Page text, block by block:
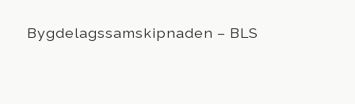
Bygdelagssamskipnaden – BLS